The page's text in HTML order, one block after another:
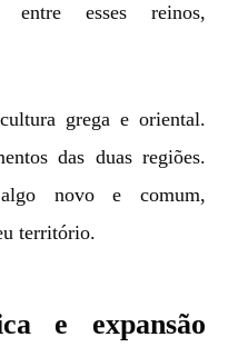
entre esses reinos,
grega e oriental.
das duas regiões.
novo e comum,
território.
e expansão